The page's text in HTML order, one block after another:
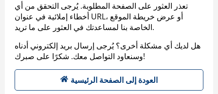
تعذر العثور على الصفحة المطلوبة. يُرجى التحقق من أي
أخطاء إملائية في عنوان URL، أو عرض خريطة الموقع
الخاصة بنا لمساعدتك في العثور على ما تريد.
هل لديك أي مشكلة أخرى؟ يُرجى إرسال بريد إلكتروني أدناه
وسنعاود التواصل معك. شكرًا على صبرك!
العودة إلى الصفحة الرئيسية